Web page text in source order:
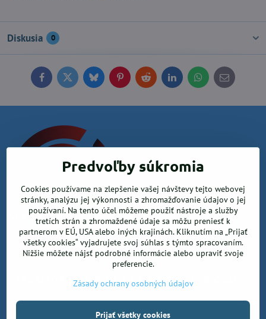
Diskusia 0
FacebookTwitterBlueskyPinterestReddit LinkedInWhatsApp
E-
mail
Krea office, s.r.o.
Kancelárske potreby
Kreatívne potreby a sortiment pre deti
©2026Copyright
Predvoľby súkromia
Cookies používame na zlepšenie vašej návštevy tejto webovej
stránky, analýzu jej výkonnosti a zhromažďovanie údajov o jej
používaní. Na tento účel môžeme použiť nástroje a služby
tretích strán a zhromaždené údaje sa môžu preniesť k
partnerom v EÚ, USA alebo iných krajinách. Kliknutím na „Prijať
všetky cookies“ vyjadrujete svoj súhlas s týmto spracovaním.
Nižšie môžete nájsť podrobné informácie alebo upraviť svoje
preferencie.
Zásady ochrany osobných údajov
Prijať všetky cookies